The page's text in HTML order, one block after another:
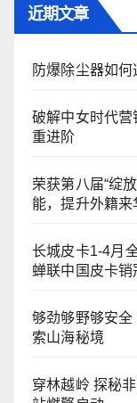
近期文章
防爆除尘器如
破解中女时代营
重进阶
荣获第八届“绽
能，提升外籍
长城皮卡1-4月
蝉联中国皮卡销
够劲够野够安
索山海秘境
穿林越岭 探秘